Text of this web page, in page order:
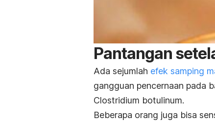
Pantangan
Ada sejumlah efek samping
gangguan pencernaan pada
Clostridium botulinum.
Beberapa orang juga bisa